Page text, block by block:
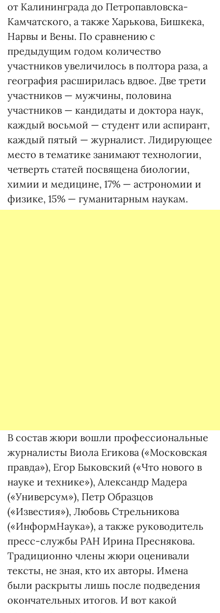
от Калининграда до Петропавловска-
Камчатского, а также Харькова, Бишкека,
Нарвы и Вены. По сравнению с
предыдущим годом количество
участников увеличилось в полтора раза, а
география расширилась вдвое. Две трети
участников — мужчины, половина
участников — кандидаты и доктора наук,
каждый восьмой — студент или аспирант,
каждый пятый — журналист. Лидирующее
место в тематике занимают технологии,
четверть статей посвящена биологии,
химии и медицине, 17% — астрономии и
физике, 15% — гуманитарным наукам.
В состав жюри вошли профессиональные
журналисты Виола Егикова («Московская
правда»), Егор Быковский («Что нового в
науке и технике»), Александр Мадера
(«Универсум»), Петр Образцов
(«Известия»), Любовь Стрельникова
(«ИнформНаука»), а также руководитель
пресс-службы РАН Ирина Преснякова.
Традиционно члены жюри оценивали
тексты, не зная, кто их авторы. Имена
были раскрыты лишь после подведения
окончательных итогов. И вот какой